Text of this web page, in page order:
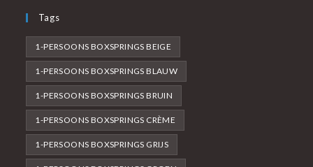
Tags
1-PERSOONS BOXSPRINGS BEIGE
1-PERSOONS BOXSPRINGS BLAUW
1-PERSOONS BOXSPRINGS BRUIN
1-PERSOONS BOXSPRINGS CRÈME
1-PERSOONS BOXSPRINGS GRIJS